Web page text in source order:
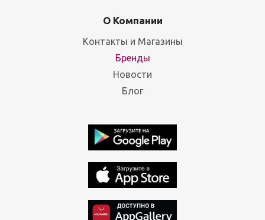
О Компании
Контакты и Магазины
Бренды
Новости
Блог